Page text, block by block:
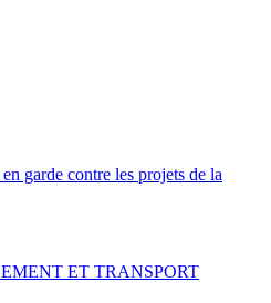
garde contre les projets de la
ET TRANSPORT